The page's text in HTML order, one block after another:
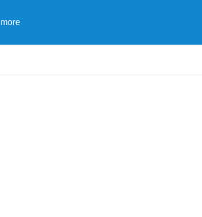
more